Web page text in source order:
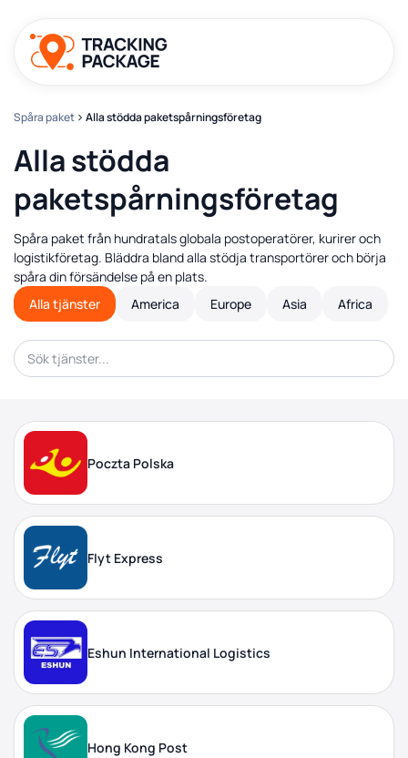
Spåra paket Alla stödda paketspårningsföretag
Alla stödda
paketspårningsföretag
Spåra paket från hundratals globala postoperatörer, kurirer och
logistikföretag. Bläddra bland alla stödja transportörer och börja
spåra din försändelse på en plats.
Alla tjänster
America Europe Asia Africa
Poczta Polska
Flyt Express
Eshun International Logistics
Hong Kong Post